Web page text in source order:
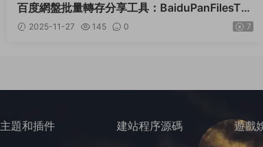
百度網盤批量轉存分享工具：BaiduPanFilesTra
nsfers 2.8.2
2025-11-27 145 0 7
主題和插件 建站程序源碼 遊戲